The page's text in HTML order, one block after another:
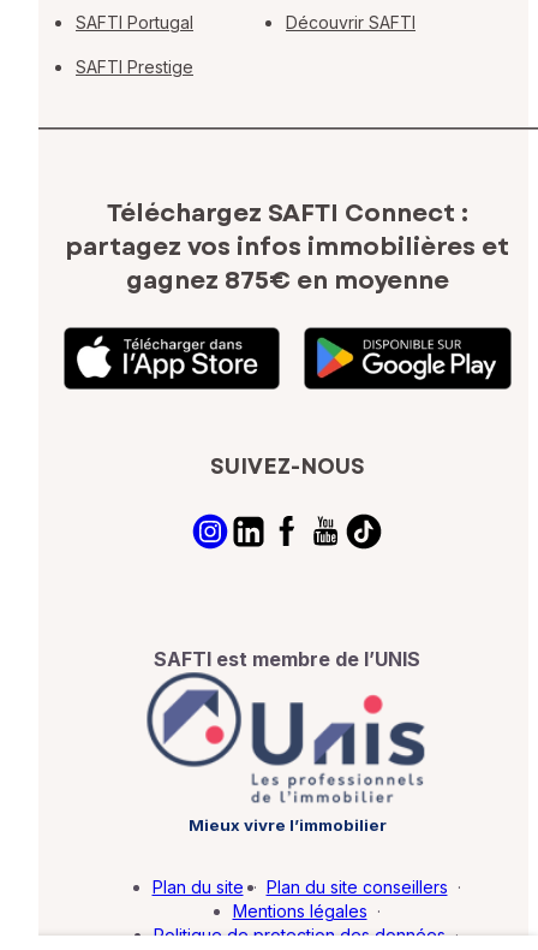
SAFTI Portugal
SAFTI Prestige
Découvrir SAFTI
Téléchargez SAFTI Connect :
partagez vos infos immobilières et
gagnez 875€ en moyenne
SUIVEZ-NOUS
SAFTI est membre de l’UNIS
Mieux vivre l’immobilier
Plan du site · Plan du site conseillers ·
Mentions légales ·
Politique de protection des données ·